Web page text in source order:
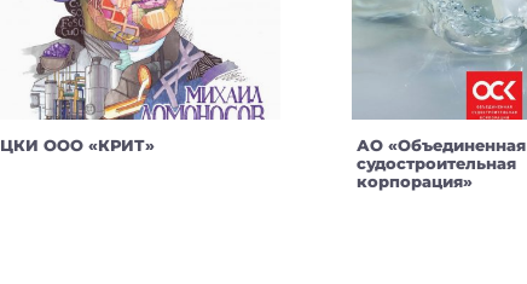
ЦКИ ООО «КРИТ»
АО «Объединенная
судостроительная
корпорация»